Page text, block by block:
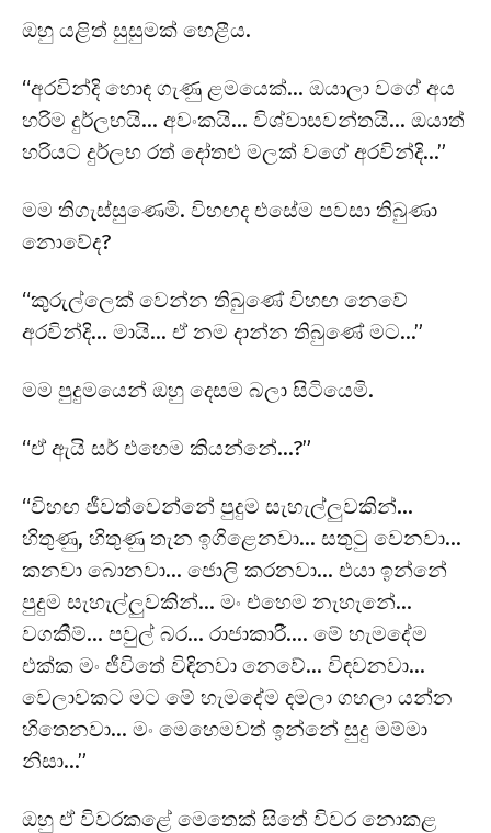
ඔහු යළිත් සුසුමක් හෙළීය.
“අරවින්දි හොඳ ගැණු ළමයෙක්… ඔයාලා වගේ අය
හරිම දුර්ලභයි… අවංකයි… විශ්වාසවන්තයි… ඔයාත්
හරියට දුර්ලභ රත් දෝතළු මලක් වගේ අරවින්දි…”
මම තිගැස්සුණෙමි. විහඟද එසේම පවසා තිබුණා
නොවේද?
“කුරුල්ලෙක් වෙන්න තිබුණේ විහඟ නෙවේ
අරවින්දි… මායි… ඒ නම දාන්න තිබුණේ මට…”
මම පුදුමයෙන් ඔහු දෙසම බලා සිටියෙමි.
“ඒ ඇයි සර් එහෙම කියන්නේ…?”
“විහඟ ජීවත්වෙන්නේ පුදුම සැහැල්ලුවකින්…
හිතුණු, හිතුණු තැන ඉගිළෙනවා… සතුටු වෙනවා…
කනවා බොනවා… ජොලි කරනවා… එයා ඉන්නේ
පුදුම සැහැල්ලුවකින්… මං එහෙම නැහැනේ…
වගකීම්… පවුල් බර… රාජාකාරී…. මේ හැමදේම
එක්ක මං ජීවිතේ විඳිනවා නෙවේ… විඳවනවා…
වෙලාවකට මට මේ හැමදේම දමලා ගහලා යන්න
හිතෙනවා… මං මෙහෙමවත් ඉන්නේ සුදු මම්මා
නිසා…”
ඔහු ඒ විවරකළේ මෙතෙක් සිතේ විවර නොකළ